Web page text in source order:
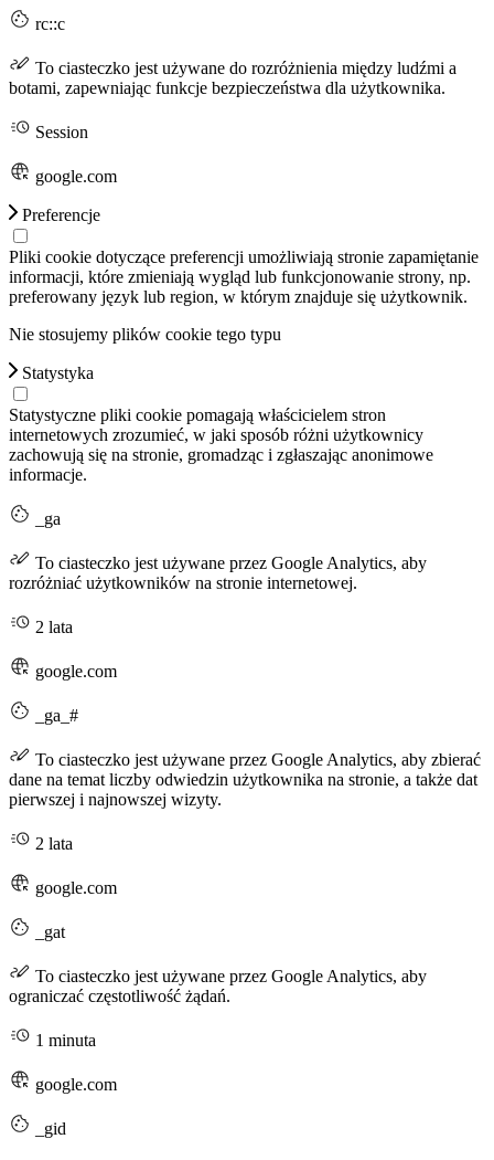
rc::c
To ciasteczko jest używane do rozróżnienia między ludźmi a
botami, zapewniając funkcje bezpieczeństwa dla użytkownika.
Session
google.com
Preferencje
Pliki cookie dotyczące preferencji umożliwiają stronie zapamiętanie
informacji, które zmieniają wygląd lub funkcjonowanie strony, np.
preferowany język lub region, w którym znajduje się użytkownik.
Nie stosujemy plików cookie tego typu
Statystyka
Statystyczne pliki cookie pomagają właścicielem stron
internetowych zrozumieć, w jaki sposób różni użytkownicy
zachowują się na stronie, gromadząc i zgłaszając anonimowe
informacje.
_ga
To ciasteczko jest używane przez Google Analytics, aby
rozróżniać użytkowników na stronie internetowej.
2 lata
google.com
_ga_#
To ciasteczko jest używane przez Google Analytics, aby zbierać
dane na temat liczby odwiedzin użytkownika na stronie, a także dat
pierwszej i najnowszej wizyty.
2 lata
google.com
_gat
To ciasteczko jest używane przez Google Analytics, aby
ograniczać częstotliwość żądań.
1 minuta
google.com
_gid